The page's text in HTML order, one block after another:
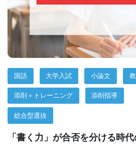
先
生
向
け
サ
ー
国語 大学入試 小論文
添削＋トレーニング 添削指導
総合型選抜
「書く力」が合否を分ける時